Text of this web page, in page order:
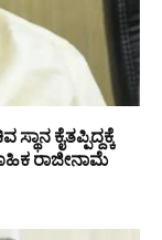
ಕೈತಪ್ಪಿದ್ದಕ್ಕೆ
ರಾಜೀನಾಮೆ